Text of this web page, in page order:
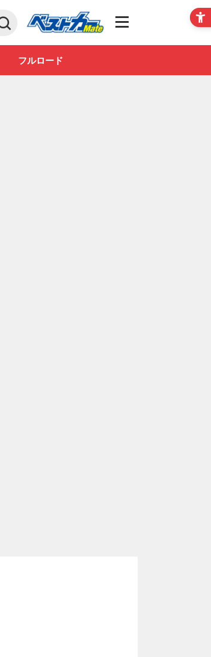
Club
フルロード